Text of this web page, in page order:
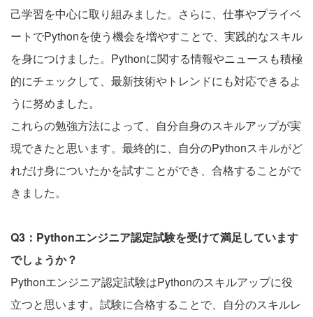
己学習を中心に取り組みました。さらに、仕事やプライベ
ートでPythonを使う機会を増やすことで、実践的なスキル
を身につけました。Pythonに関する情報やニュースも積極
的にチェックして、最新技術やトレンドにも対応できるよ
うに努めました。
これらの勉強方法によって、自分自身のスキルアップが実
現できたと思います。最終的に、自分のPythonスキルがど
れだけ身についたかを試すことができ、合格することがで
きました。
Q3：Pythonエンジニア認定試験を受けて満足しています
でしょうか？
Pythonエンジニア認定試験はPythonのスキルアップに役
立つと思います。試験に合格することで、自分のスキルレ